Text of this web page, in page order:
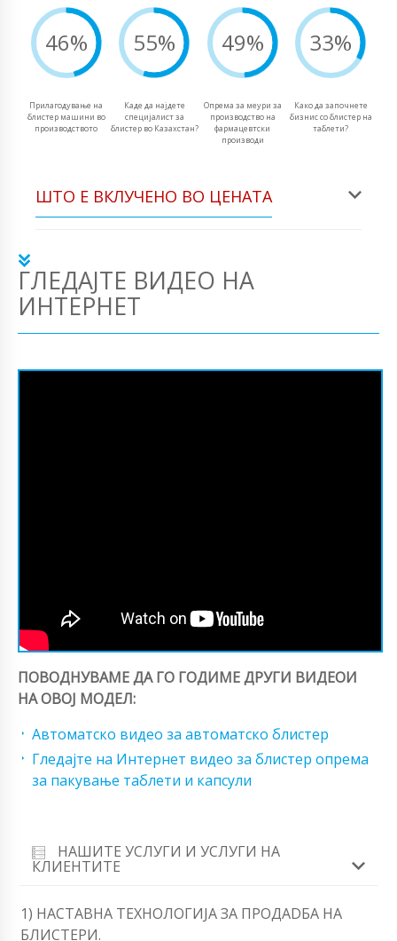
46%
Прилагодување на
блистер машини во
производството
55%
Каде да најдете
специјалист за
блистер во Казахстан?
49%
Опрема за меури за
производство на
фармацевтски
производи
33%
Како да започнете
бизнис со блистер на
таблети?
ШТО Е ВКЛУЧЕНО ВО ЦЕНАТА
ГЛЕДАЈТЕ ВИДЕО НА
ИНТЕРНЕТ
ПОВОДНУВАМЕ ДА ГО ГОДИМЕ ДРУГИ ВИДЕОИ
НА ОВОЈ МОДЕЛ:
Автоматско видео за автоматско блистер
Гледајте на Интернет видео за блистер опрема
за пакување таблети и капсули
НАШИТЕ УСЛУГИ И УСЛУГИ НА
КЛИЕНТИТЕ
1) НАСТАВНА ТЕХНОЛОГИЈА ЗА ПРОДАDБА НА
БЛИСТЕРИ.